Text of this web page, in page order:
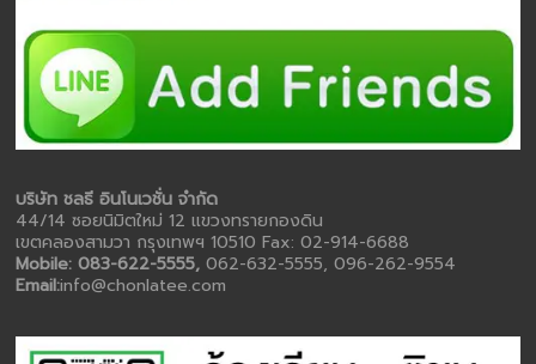
บริษัท ชลธี อินโนเวชั่น จำกัด
44/14 ซอยนิมิตใหม่ 12 แขวงทรายกองดิน
เขตคลองสามวา กรุงเทพฯ 10510 Fax: 02-914-6688
Mobile: 083-622-5555,062-632-5555, 096-262-9554
Email:info@chonlatee.com